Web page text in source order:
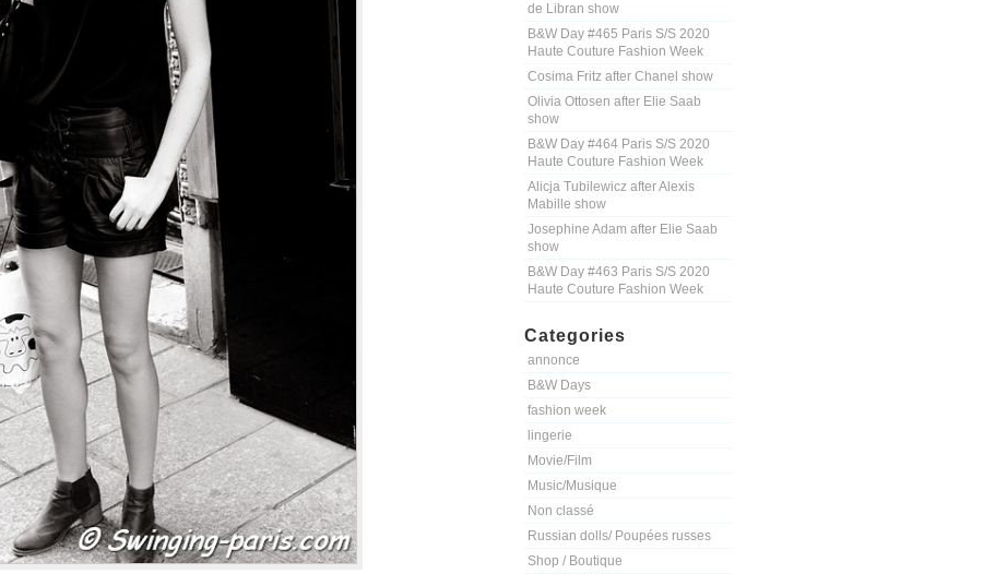
de Libran show
B&W Day #465 Paris S/S 2020
Haute Couture Fashion Week
Cosima Fritz after Chanel show
Olivia Ottosen after Elie Saab
show
B&W Day #464 Paris S/S 2020
Haute Couture Fashion Week
Alicja Tubilewicz after Alexis
Mabille show
Josephine Adam after Elie Saab
show
B&W Day #463 Paris S/S 2020
Haute Couture Fashion Week
Categories
annonce
B&W Days
fashion week
lingerie
Movie/Film
Music/Musique
Non classé
Russian dolls/ Poupées russes
Shop / Boutique